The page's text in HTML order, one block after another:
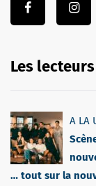
Les
A LA
… tout sur la